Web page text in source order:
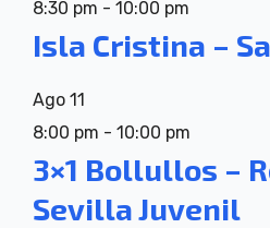
8:30 pm - 10:00 pm
Isla Cristina –
Ago 11
8:00 pm - 10:00 pm
3×1 Bollullos –
Sevilla Juvenil